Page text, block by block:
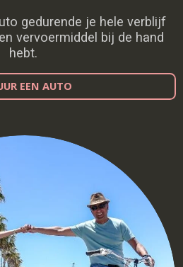
gedurende je hele verblijf
vervoermiddel bij de hand
hebt.
EEN AUTO